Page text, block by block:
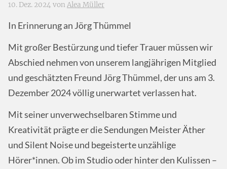
10. Dez. 2024 von Alea Müller
In Erinnerung an Jörg Thümmel
Mit großer Bestürzung und tiefer Trauer müssen wir
Abschied nehmen von unserem langjährigen Mitglied
und geschätzten Freund Jörg Thümmel, der uns am 3.
Dezember 2024 völlig unerwartet verlassen hat.
Mit seiner unverwechselbaren Stimme und
Kreativität prägte er die Sendungen Meister Äther
und Silent Noise und begeisterte unzählige
Hörer*innen. Ob im Studio oder hinter den Kulissen –